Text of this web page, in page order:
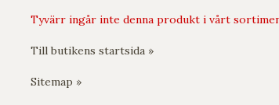
Tyvärr ingår inte denna produkt i vårt
Till butikens startsida »
Sitemap »